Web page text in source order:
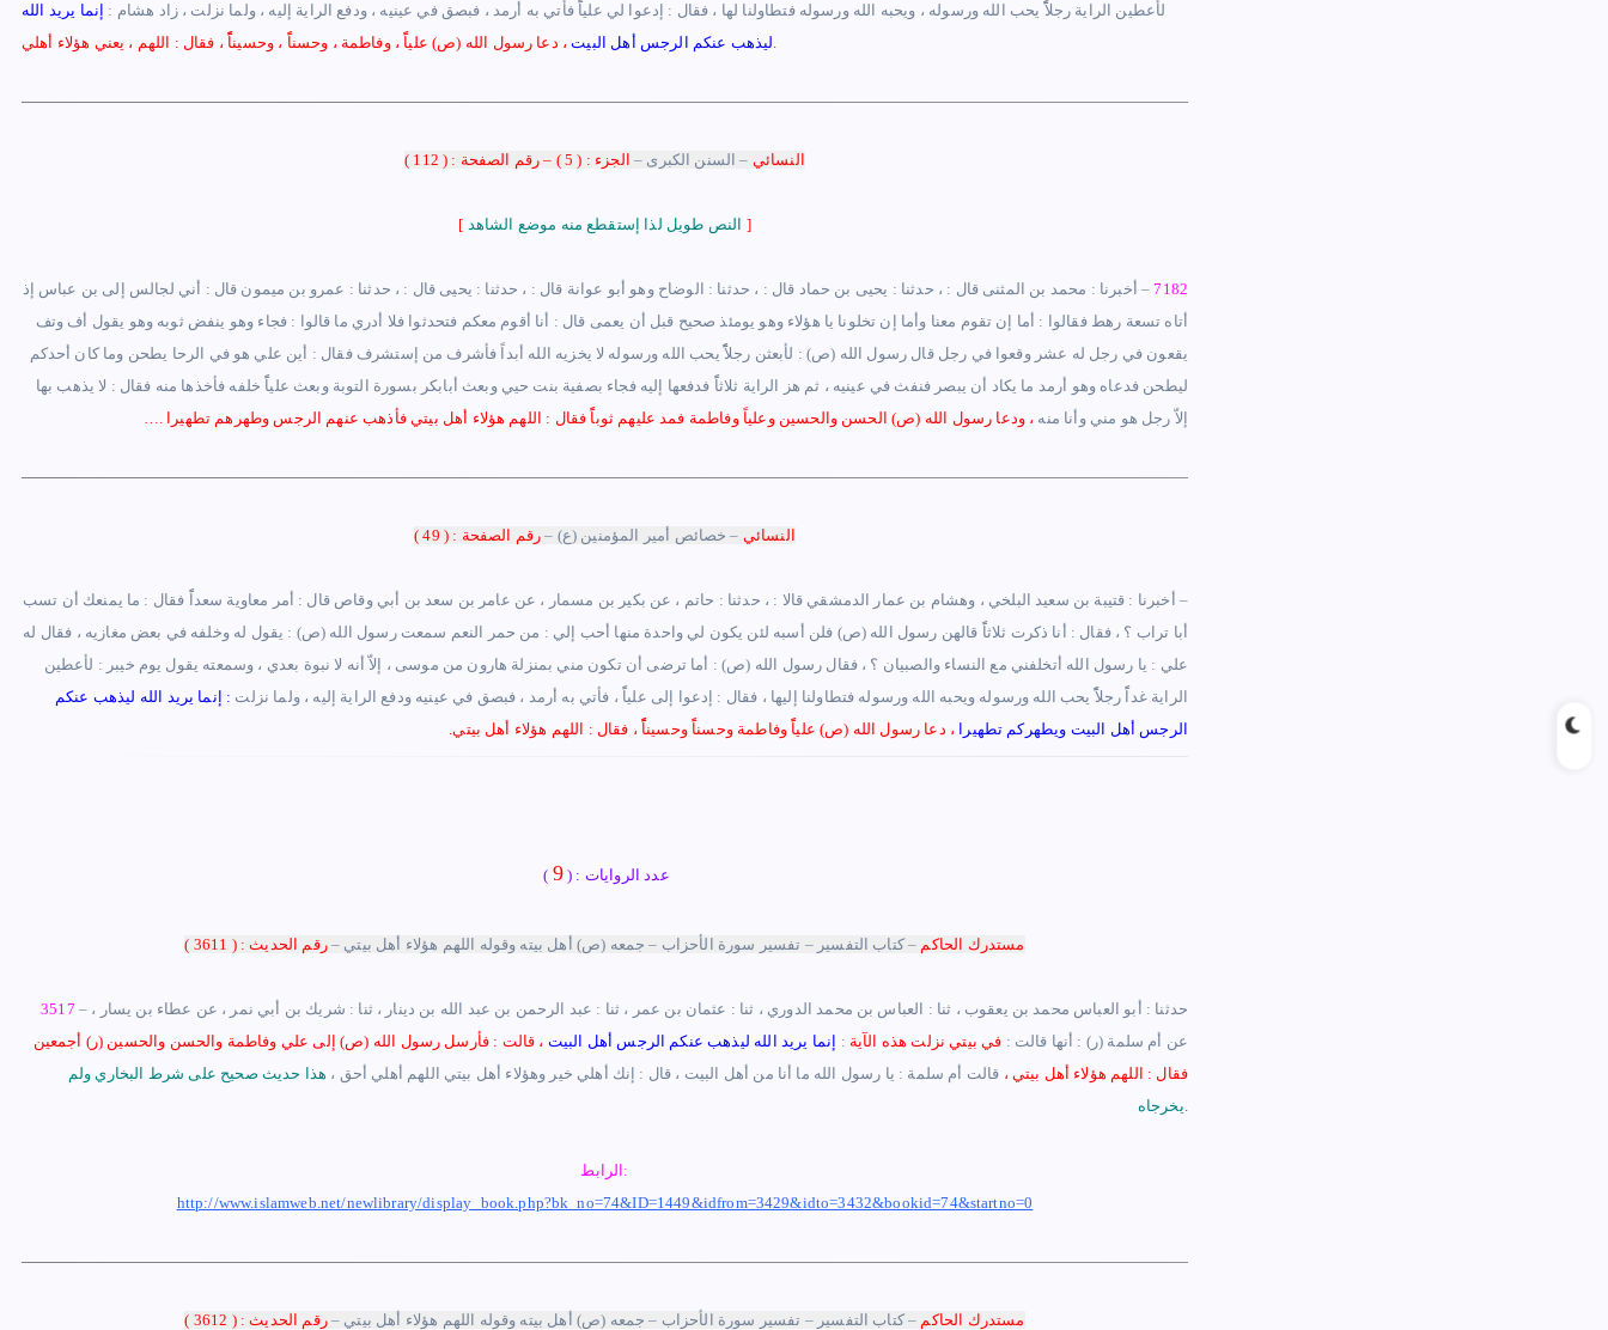
لأعطين الراية رجلاًًً يحب الله ورسوله ، ويحبه الله ورسوله فتطاولنا لها ، فقال : إدعوا لي علياًً فأتي به أرمد ، فبصق في عينيه ، ودفع الراية إليه ، ولما نزلت ، زاد هشام : إنما يريد الله
ليذهب عنكم الرجس أهل البيت ، دعا رسول الله (ص) علياًً ، وفاطمة ، وحسناًً ، وحسيناًًً ، فقال : اللهم ، يعني هؤلاء أهلي .
النسائي – السنن الكبرى – الجزء : ( 5 ) – رقم الصفحة : ( 112 )
[ ]
7182
– أخبرنا : محمد بن المثنى قال : ، حدثنا : يحيى بن حماد قال : ، حدثنا : الوضاح وهو أبو عوانة قال : ، حدثنا : يحيى قال : ، حدثنا : عمرو بن ميمون قال : أني لجالس إلى بن عباس إذ
أتاه تسعة رهط فقالوا
: أما إن تقوم معنا وأما إن تخلونا يا هؤلاء وهو يومئذ صحيح قبل أن يعمى قال : أنا أقوم معكم فتحدثوا فلا أدري ما قالوا : فجاء وهو ينفض ثوبه وهو يقول أف وتف
يقعون في رجل له عشر وقعوا في رجل قال رسول الله (ص) : لأبعثن رجلاًًً يحب الله ورسوله لا يخزيه الله أبداً فأشرف من إستشرف فقال : أين علي هو في الرحا يطحن وما كان أحدكم
ليطحن فدعاه وهو أرمد ما يكاد أن يبصر فنفث في عينيه ، ثم هز الراية ثلاثاًً فدفعها إليه فجاء بصفية بنت حيي وبعث أبابكر بسورة التوبة وبعث علياًً خلفه فأخذها منه فقال : لا يذهب بها
إلاّ رجل هو مني وأنا منه ، ودعا رسول الله (ص) الحسن والحسين وعلياً وفاطمة فمد عليهم ثوباًً فقال : اللهم هؤلاء أهل بيتي فأذهب عنهم الرجس وطهرهم تطهيرا .…
النسائي –خصائص أمير المؤمنين (ع) – رقم الصفحة : ( 49 )
– أخبرنا : قتيبة بن سعيد البلخي ، وهشام بن عمار الدمشقي قالا : ، حدثنا : حاتم ، عن بكير بن مسمار ، عن عامر بن سعد بن أبي وقاص قال : أمر معاوية سعداًً فقال : ما يمنعك أن تسب
أبا تراب ؟ ، فقال : أنا ذكرت ثلاثاًً قالهن رسول الله (ص) فلن أسبه لئن يكون لي واحدة منها أحب إلي : من حمر النعم سمعت رسول الله (ص) : يقول له وخلفه في بعض مغازيه ، فقال له
علي : يا رسول الله أتخلفني مع النساء والصبيان ؟ ، فقال رسول الله (ص) : أما ترضى أن تكون مني بمنزلة هارون من موسى ، إلاّ أنه لا نبوة بعدي ، وسمعته يقول يوم خيبر : لأعطين
الراية غداًً رجلاًًً يحب الله ورسوله ويحبه الله ورسوله فتطاولنا إليها ، فقال : إدعوا إلى علياًً ، فأتي به أرمد ، فبصق في عينيه ودفع الراية إليه ، ولما نزلت : إنما يريد الله ليذهب عنكم
الرجس أهل البيت ويطهركم تطهيرا ، دعا رسول الله (ص) علياًً وفاطمة وحسناًً وحسيناًًً ، فقال : اللهم هؤلاء أهل بيتي.
عدد الروايات : (9
)
مستدرك الحاكم –كتاب التفسير – تفسير سورة الأحزاب – جمعه (ص) أهل بيته وقوله اللهم هؤلاء أهل بيتي –رقم الحديث : ( 3611 )
3517 – حدثنا : أبو العباس محمد بن يعقوب ، ثنا : العباس بن محمد الدوري ، ثنا : عثمان بن عمر ، ثنا : عبد الرحمن بن عبد الله بن دينار ، ثنا : شريك بن أبي نمر ، عن عطاء بن يسار ،
عن أم سلمة (ر) : أنها قالت : في بيتي نزلت هذه الآية : إنما يريد الله ليذهب عنكم الرجس أهل البيت ، قالت : فأرسل رسول الله (ص) إلى علي وفاطمة والحسن والحسين (ر) أجمعين
فقال : اللهم هؤلاء أهل بيتي ، قالت أم سلمة : يا رسول الله ما أنا من أهل البيت ، قال : إنك أهلي خير وهؤلاء أهل بيتي اللهم أهلي أحق ، هذا حديث صحيح على شرط البخاري ولم
يخرجاه.
الرابط:
http://www.islamweb.net/newlibrary/display_book.php?bk_no=74&ID=1449&idfrom=3429&idto=3432&bookid=74&startno=0
مستدرك الحاكم –كتاب التفسير – تفسير سورة الأحزاب – جمعه (ص) أهل بيته وقوله اللهم هؤلاء أهل بيتي –رقم الحديث : ( 3612 )